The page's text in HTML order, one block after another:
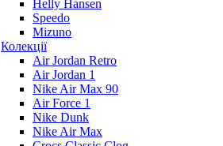
Helly Hansen
Speedo
Mizuno
Колекції
Air Jordan Retro
Air Jordan 1
Nike Air Max 90
Air Force 1
Nike Dunk
Nike Air Max